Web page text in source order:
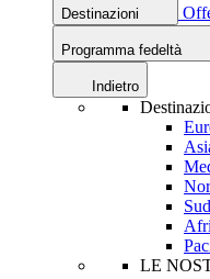
Destinazioni
Programma fedeltà
Indietro
LE